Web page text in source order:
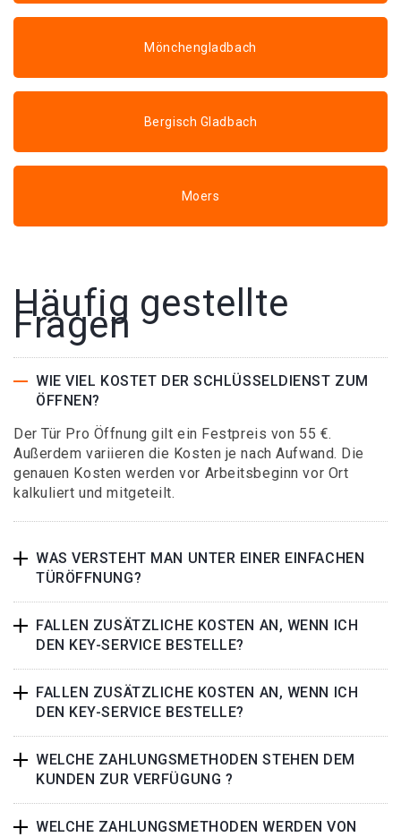
Mönchengladbach
Bergisch Gladbach
Moers
Häufig gestellte
Fragen
WIE VIEL KOSTET DER SCHLÜSSELDIENST ZUM
ÖFFNEN?
Der Tür Pro Öffnung gilt ein Festpreis von 55 €.
Außerdem variieren die Kosten je nach Aufwand. Die
genauen Kosten werden vor Arbeitsbeginn vor Ort
kalkuliert und mitgeteilt.
WAS VERSTEHT MAN UNTER EINER EINFACHEN
TÜRÖFFNUNG?
FALLEN ZUSÄTZLICHE KOSTEN AN, WENN ICH
DEN KEY-SERVICE BESTELLE?
FALLEN ZUSÄTZLICHE KOSTEN AN, WENN ICH
DEN KEY-SERVICE BESTELLE?
WELCHE ZAHLUNGSMETHODEN STEHEN DEM
KUNDEN ZUR VERFÜGUNG ?
WELCHE ZAHLUNGSMETHODEN WERDEN VON